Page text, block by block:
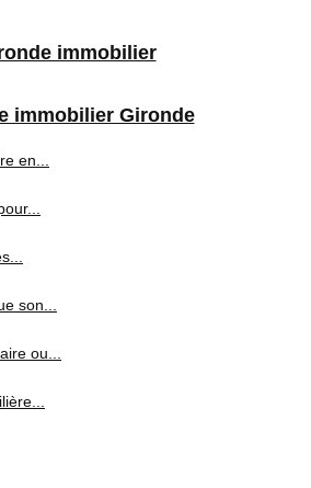
immobilier
immobilier Gironde
en...
son...
ou...